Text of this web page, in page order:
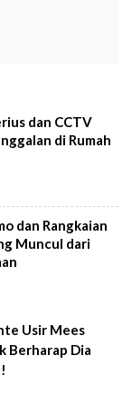
dan CCTV
di Rumah
dan Rangkaian
Muncul dari
Usir Mees
Berharap Dia